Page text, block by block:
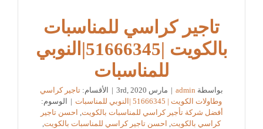
تاجير كراسي للمناسبات
بالكويت |51666345|النوبي
للمناسبات
بواسطة admin
| مارس 3rd, 2020 | الأقسام: تاجير كراسي
وطاولات الكويت | 51666345 |النوبي للمناسبات
|
الوسوم:
أفضل شركة تأجير كراسي للمناسبات بالكويت
احسن تاجير
كراسي بالكويت
احسن تاجير كراسي للمناسبات بالكويت